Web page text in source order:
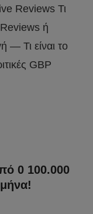
Reviews Τι
ή
— Τι είναι το
GBP
0 100.000